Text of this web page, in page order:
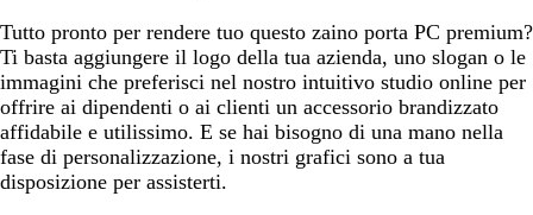
Tutto pronto per rendere tuo questo zaino porta PC premium?
Ti basta aggiungere il logo della tua azienda, uno slogan o le
immagini che preferisci nel nostro intuitivo studio online per
offrire ai dipendenti o ai clienti un accessorio brandizzato
affidabile e utilissimo. E se hai bisogno di una mano nella
fase di personalizzazione, i nostri grafici sono a tua
disposizione per assisterti.